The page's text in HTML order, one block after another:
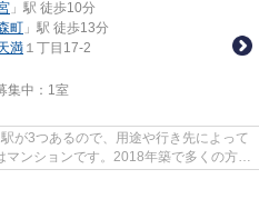
」駅 徒歩10分
町 」駅 徒歩13分
満 １丁目17-2
集中： 1室
が3つあるので、用途や行き先によって
ンションです。2018年築で多くの方か